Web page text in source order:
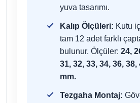
yuva tasarımı.
Kalıp Ölçüleri: Kutu
tam 12 adet farklı
bulunur. Ölçüler: 24,
31, 32, 33, 34, 36, 38,
mm.
Tezgaha Montaj: